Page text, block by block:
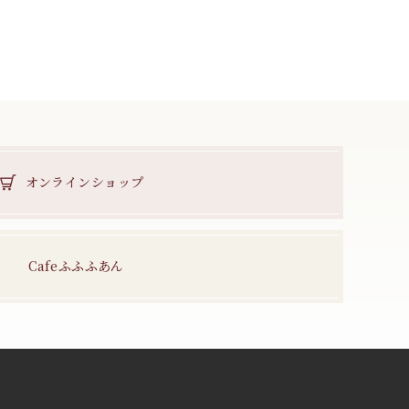
オンラインショップ
Cafeふふふあん